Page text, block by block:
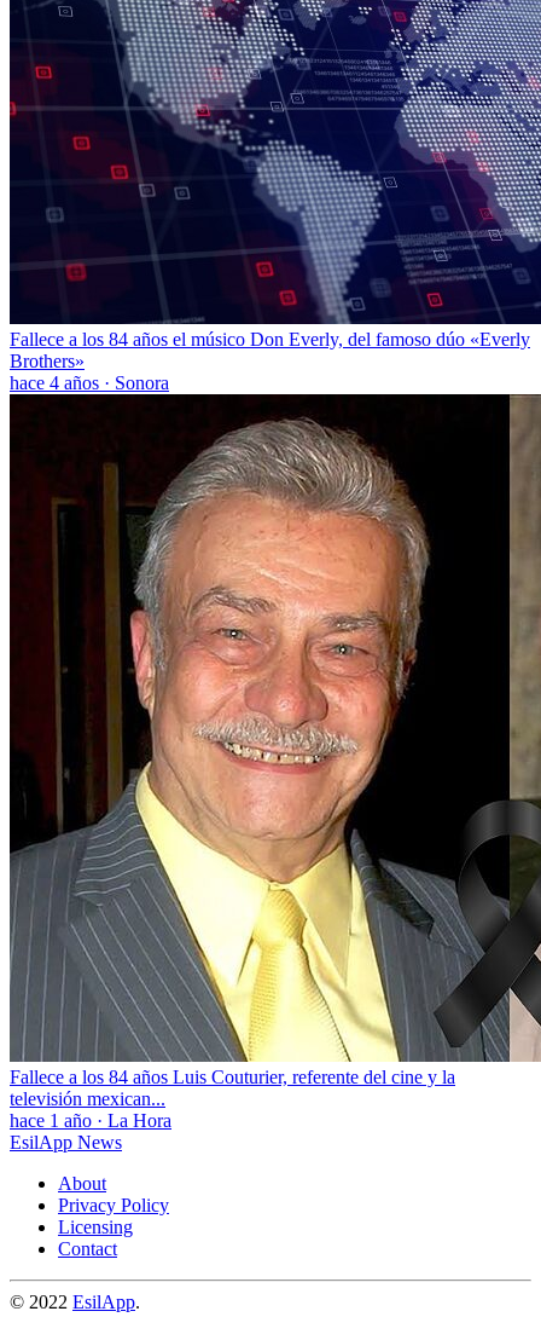
Fallece a los 84 años el músico Don Everly, del famoso dúo «Everly
Brothers»
hace 4 años · Sonora
Fallece a los 84 años Luis Couturier, referente del cine y la
televisión mexican...
hace 1 año · La Hora
EsilApp News
About
Privacy Policy
Licensing
Contact
© 2022 EsilApp.